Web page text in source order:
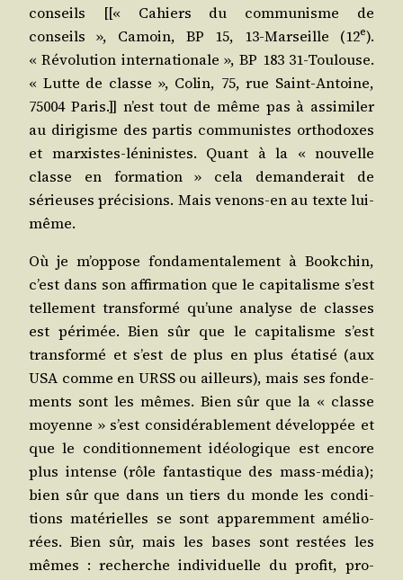
conseils [[« Cahiers du com­mu­nisme de
conseils », Camoin, BP 15, 13-Mar­seille (12e).
« Révo­lu­tion inter­na­tio­nale », BP 183 31-Tou­louse.
« Lutte de classe », Colin, 75, rue Saint-Antoine,
75004 Paris.]] n’est tout de même pas à assi­mi­ler
au diri­gisme des par­tis com­mu­nistes ortho­doxes
et mar­xistes-léni­nistes. Quant à la « nou­velle
classe en for­ma­tion » cela deman­de­rait de
sérieuses pré­ci­sions. Mais venons-en au texte lui-
même.
Où je m’oppose fon­da­men­ta­le­ment à Book­chin,
c’est dans son affir­ma­tion que le capi­ta­lisme s’est
tel­le­ment trans­for­mé qu’une ana­lyse de classes
est péri­mée. Bien sûr que le capi­ta­lisme s’est
trans­for­mé et s’est de plus en plus éta­ti­sé (aux
USA comme en URSS ou ailleurs), mais ses fon­de­
ments sont les mêmes. Bien sûr que la « classe
moyenne » s’est consi­dé­ra­ble­ment déve­lop­pée et
que le condi­tion­ne­ment idéo­lo­gique est encore
plus intense (rôle fan­tas­tique des mass-média);
bien sûr que dans un tiers du monde les condi­
tions maté­rielles se sont appa­rem­ment amé­lio­
rées. Bien sûr, mais les bases sont res­tées les
mêmes : recherche indi­vi­duelle du pro­fit, pro­